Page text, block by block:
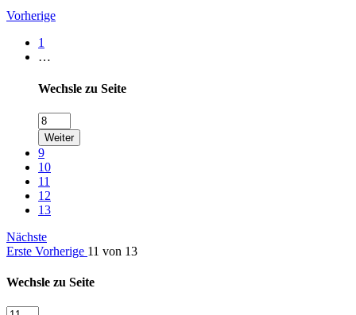
Vorherige
1
…
Wechsle zu Seite
Weiter
9
10
11
12
13
Nächste
Erste Vorherige 11 von 13
Wechsle zu Seite